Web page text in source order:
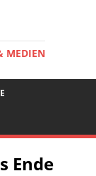
MEDIEN
Ende